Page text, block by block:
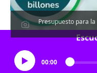
Presupuesto para
00:00